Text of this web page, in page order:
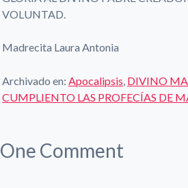
VOLUNTAD.
Madrecita Laura Antonia
Archivado en: Apocalipsis DIVINO
CUMPLIENTO LAS PROFECÍAS DE
One Comment